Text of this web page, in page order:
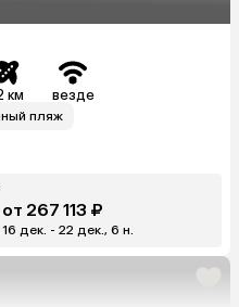
км везде
пляж
от 267 113 ₽
16 дек. - 22 дек., 6 н.